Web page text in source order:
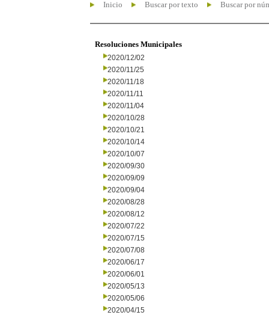
Inicio Buscar por texto Buscar por
Resoluciones Municipales
2020/12/02
2020/11/25
2020/11/18
2020/11/11
2020/11/04
2020/10/28
2020/10/21
2020/10/14
2020/10/07
2020/09/30
2020/09/09
2020/09/04
2020/08/28
2020/08/12
2020/07/22
2020/07/15
2020/07/08
2020/06/17
2020/06/01
2020/05/13
2020/05/06
2020/04/15